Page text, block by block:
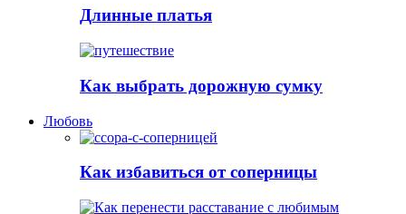
Длинные платья
Как выбрать дорожную сумку
Любовь
Как избавиться от соперницы